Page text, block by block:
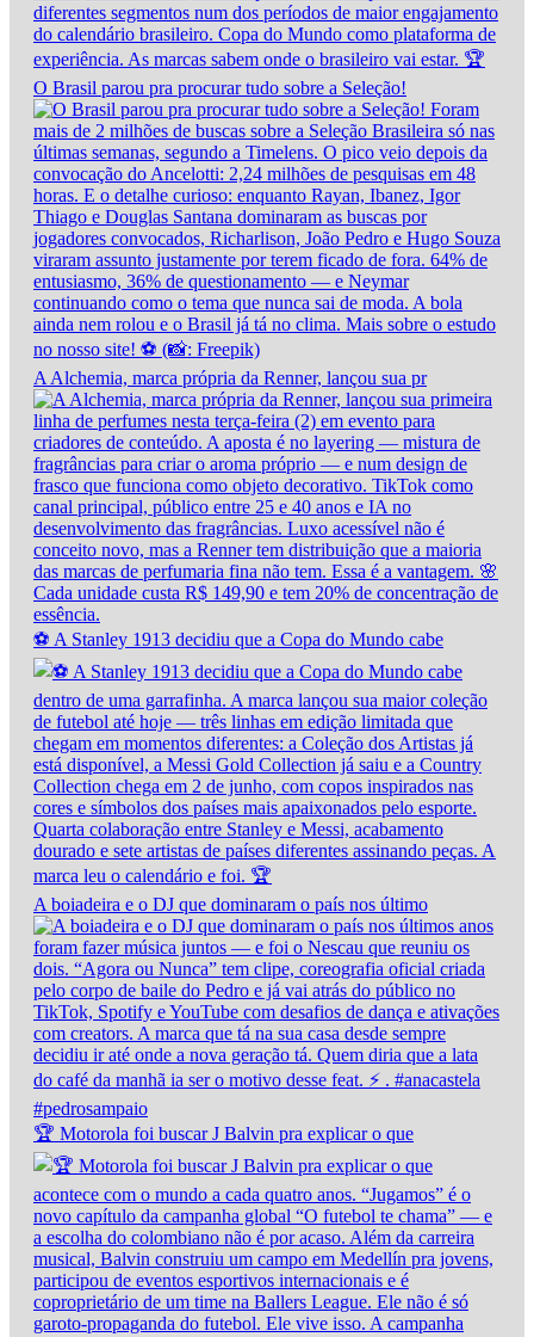
O Brasil parou pra procurar tudo sobre a Seleção!
A Alchemia, marca própria da Renner, lançou sua pr
⚽ A Stanley 1913 decidiu que a Copa do Mundo cabe
A boiadeira e o DJ que dominaram o país nos último
🏆 Motorola foi buscar J Balvin pra explicar o que